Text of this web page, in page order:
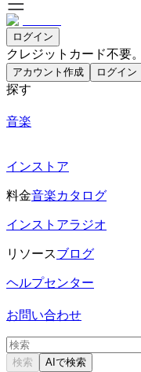
ログイン
クレジットカード不要
アカウント作成 ログイン
探す
音楽
インストア
料金音楽カタログ
インストアラジオ
リソースブログ
ヘルプセンター
お問い合わせ
検索 AIで検索